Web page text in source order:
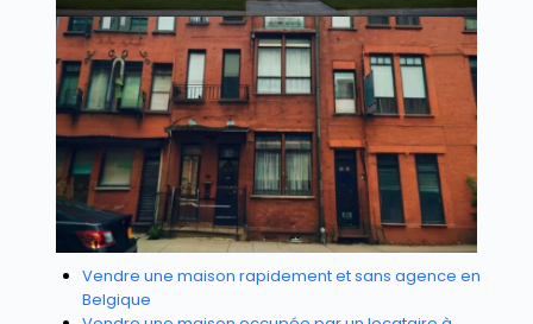
Vendre une maison rapidement et sans agence en
Belgique